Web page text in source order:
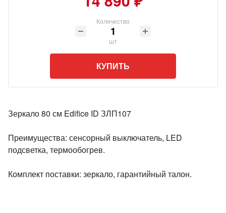
Количество
шт
КУПИТЬ
Зеркало 80 см Edifice ID ЗЛП107
Преимущества: сенсорный выключатель, LED
подсветка, термообогрев.
Комплект поставки: зеркало, гарантийный талон.